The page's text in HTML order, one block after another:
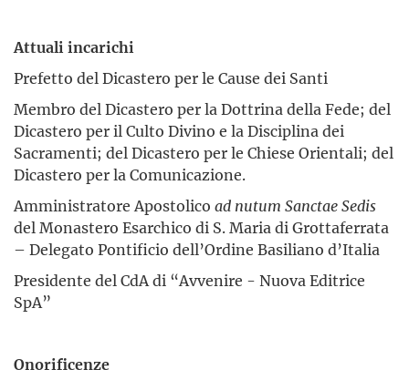
Attuali incarichi
Prefetto del Dicastero per le Cause dei Santi
Membro del Dicastero per la Dottrina della Fede; del
Dicastero per il Culto Divino e la Disciplina dei
Sacramenti; del Dicastero per le Chiese Orientali; del
Dicastero per la Comunicazione.
Amministratore Apostolico ad nutum Sanctae Sedis
del Monastero Esarchico di S. Maria di Grottaferrata
– Delegato Pontificio dell’Ordine Basiliano d’Italia
Presidente del CdA di “Avvenire - Nuova Editrice
SpA”
Onorificenze